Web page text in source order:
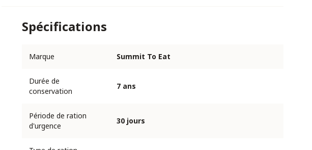
Spécifications
Marque Summit To Eat
Durée de
conservation
7 ans
Période de ration
d'urgence
30 jours